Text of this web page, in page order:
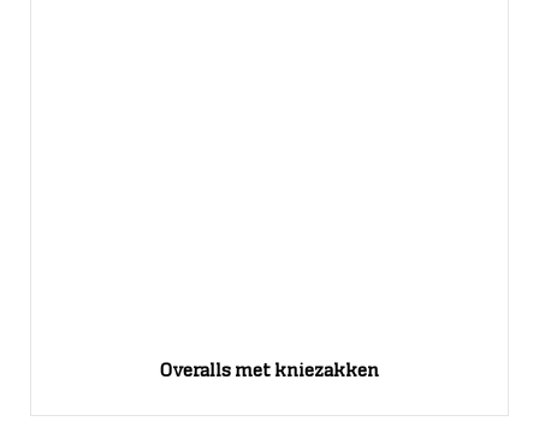
Overalls met kniezakken